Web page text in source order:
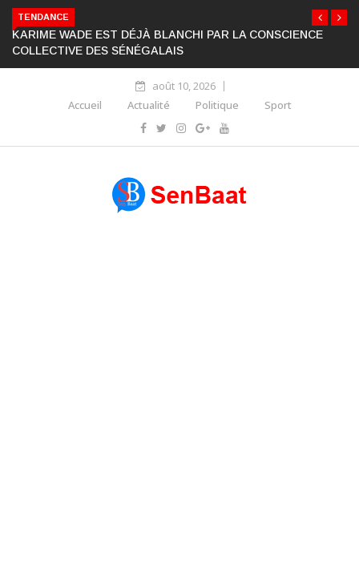
TENDANCE
KARIME WADE EST DÉJÀ BLANCHI PAR LA CONSCIENCE
COLLECTIVE DES SÉNÉGALAIS
août 10, 2026
Accueil
Actualité Politique Sport